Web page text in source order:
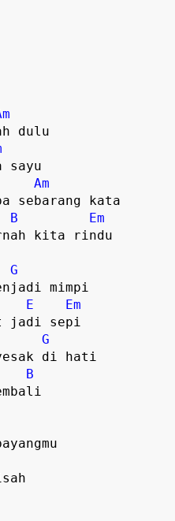
dulu
Am
sebarang kata
B
Em
kita rindu
G
E
Em
G
di hati
B